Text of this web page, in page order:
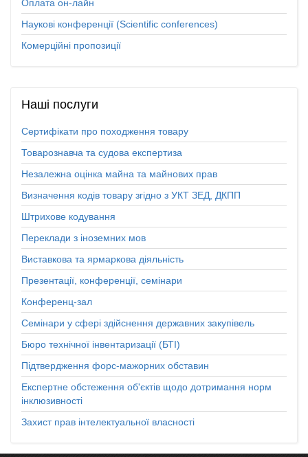
Оплата он-лайн
Наукові конференції (Scientific conferences)
Комерційні пропозиції
Наші послуги
Сертифікати про походження товару
Товарознавча та судова експертиза
Незалежна оцінка майна та майнових прав
Визначення кодів товару згідно з УКТ ЗЕД, ДКПП
Штрихове кодування
Переклади з іноземних мов
Виставкова та ярмаркова діяльність
Презентації, конференції, семінари
Конференц-зал
Семінари у сфері здійснення державних закупівель
Бюро технічної інвентаризації (БТІ)
Підтвердження форс-мажорних обставин
Експертне обстеження об'єктів щодо дотримання норм
інклюзивності
Захист прав інтелектуальної власності